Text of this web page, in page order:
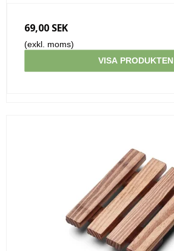
69,00 SEK
(exkl. moms)
VISA PRODUKTEN